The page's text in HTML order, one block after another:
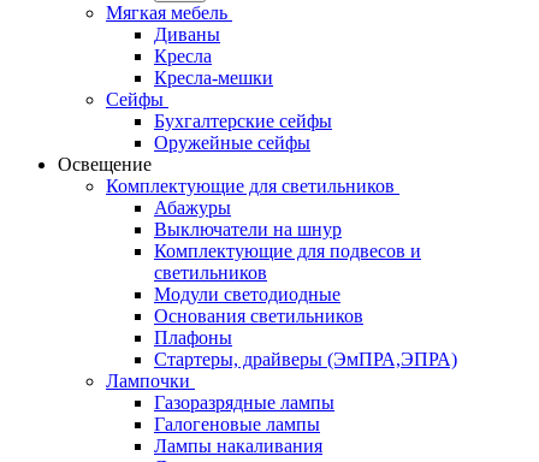
Мягкая мебель
Диваны
Кресла
Кресла-мешки
Сейфы
Бухгалтерские сейфы
Оружейные сейфы
Освещение
Комплектующие для светильников
Абажуры
Выключатели на шнур
Комплектующие для подвесов и
светильников
Модули светодиодные
Основания светильников
Плафоны
Стартеры, драйверы (ЭмПРА,ЭПРА)
Лампочки
Газоразрядные лампы
Галогеновые лампы
Лампы накаливания